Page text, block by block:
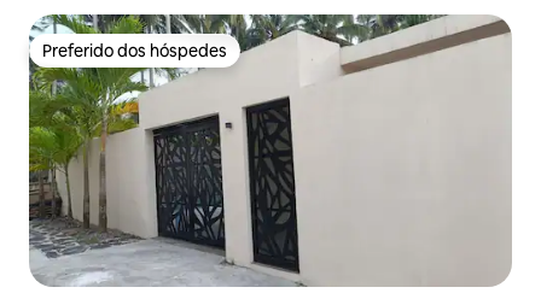
Preferido dos hóspedes
Preferido dos hóspedes